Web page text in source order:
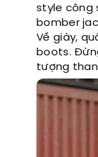
style công
bomber
Về giày,
boots.
tượng